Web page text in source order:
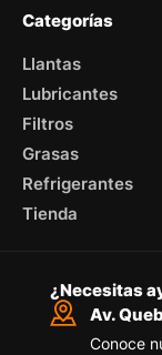
Categorías
Llantas
Lubricantes
Filtros
Grasas
Refrigerantes
Tienda
¿Necesitas
Av.
Conoce